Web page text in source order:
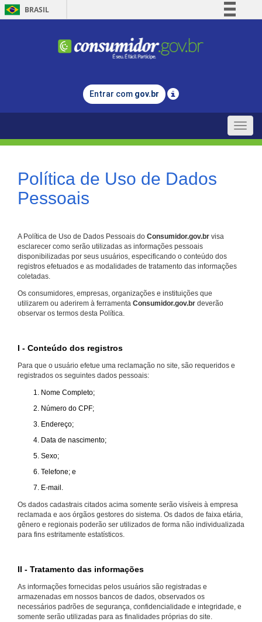
BRASIL
Comunica BR
Legislação
Entrar com gov.br
Toggle
Política de Uso de Dados
Pessoais
A Política de Uso de Dados Pessoais do Consumidor.gov.br visa
esclarecer como serão utilizadas as informações pessoais
disponibilizadas por seus usuários, especificando o conteúdo dos
registros efetuados e as modalidades de tratamento das informações
coletadas.
Os consumidores, empresas, organizações e instituições que
utilizarem ou aderirem à ferramenta Consumidor.gov.br deverão
observar os termos desta Política.
I - Conteúdo dos registros
Para que o usuário efetue uma reclamação no site, são requeridos e
registrados os seguintes dados pessoais:
Nome Completo;
Número do CPF;
Endereço;
Data de nascimento;
Sexo;
Telefone; e
E-mail.
Os dados cadastrais citados acima somente serão visíveis à empresa
reclamada e aos órgãos gestores do sistema. Os dados de faixa etária,
gênero e regionais poderão ser utilizados de forma não individualizada
para fins estritamente estatísticos.
II - Tratamento das informações
As informações fornecidas pelos usuários são registradas e
armazenadas em nossos bancos de dados, observados os
necessários padrões de segurança, confidencialidade e integridade, e
somente serão utilizadas para as finalidades próprias do site.